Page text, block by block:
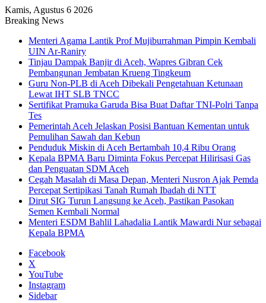
Kamis, Agustus 6 2026
Breaking News
Menteri Agama Lantik Prof Mujiburrahman Pimpin Kembali
UIN Ar-Raniry
Tinjau Dampak Banjir di Aceh, Wapres Gibran Cek
Pembangunan Jembatan Krueng Tingkeum
Guru Non-PLB di Aceh Dibekali Pengetahuan Ketunaan
Lewat IHT SLB TNCC
Sertifikat Pramuka Garuda Bisa Buat Daftar TNI-Polri Tanpa
Tes
Pemerintah Aceh Jelaskan Posisi Bantuan Kementan untuk
Pemulihan Sawah dan Kebun
Penduduk Miskin di Aceh Bertambah 10,4 Ribu Orang
Kepala BPMA Baru Diminta Fokus Percepat Hilirisasi Gas
dan Penguatan SDM Aceh
Cegah Masalah di Masa Depan, Menteri Nusron Ajak Pemda
Percepat Sertipikasi Tanah Rumah Ibadah di NTT
Dirut SIG Turun Langsung ke Aceh, Pastikan Pasokan
Semen Kembali Normal
Menteri ESDM Bahlil Lahadalia Lantik Mawardi Nur sebagai
Kepala BPMA
Facebook
X
YouTube
Instagram
Sidebar